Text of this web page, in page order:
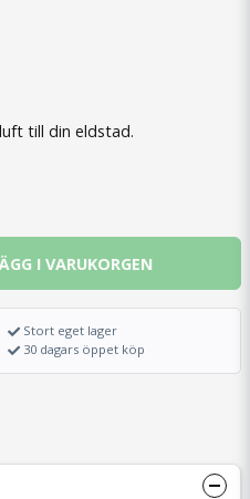
till din eldstad.
I VARUKORGEN
Stort eget lager
30 dagars öppet köp